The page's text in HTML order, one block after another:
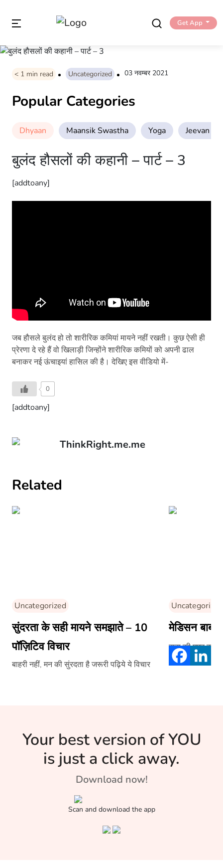
Get App
< 1 min read Uncategorized 03 नवम्बर 2021
Popular Categories
Dhyaan Maansik Swastha Yoga Jeevan
बुलंद हौसलों की कहानी – पार्ट – 3
[addtoany]
जब हौसले बुलंद हो तो शारीरिक कमियां मायने नहीं रखती। कुछ ऐसी ही
प्रेरणा दे रहे हैं वो खिलाड़ी जिन्होंने शारीरिक कमियों को अपनी ढाल
बनाकर नई ऊंचाइयां हासिल की है। देखिए इस वीडियो में-
0
[addtoany]
ThinkRight.me.me
Related
Uncategorized
सुंदरता के सही मायने समझाते – 10
पॉज़िटिव विचार
बाहरी नहीं, मन की सुंरदता है जरूरी पढ़िये ये विचार
Uncategorized
मेडिसन
बाबा की मुफ्त
Your best version of YOU
is just a click away.
Download now!
Scan and download the app